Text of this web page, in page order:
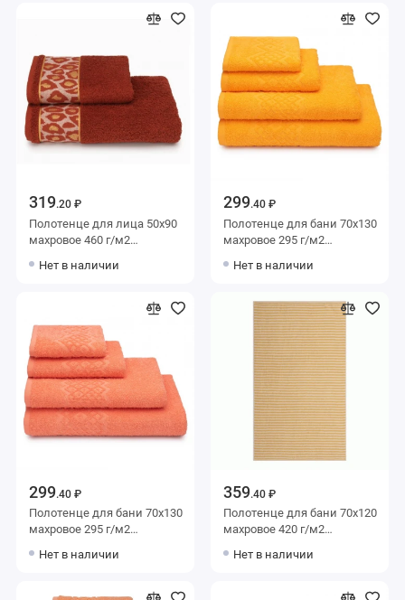
319.20 ₽
Полотенце для лица 50х90
махровое 460 г/м2
мануфактура
Нет в наличии
299.40 ₽
Полотенце для бани 70х130
махровое 295 г/м2
мануфактура
Нет в наличии
299.40 ₽
Полотенце для бани 70х130
махровое 295 г/м2
мануфактура
Нет в наличии
359.40 ₽
Полотенце для бани 70х120
махровое 420 г/м2
мануфактура
Нет в наличии